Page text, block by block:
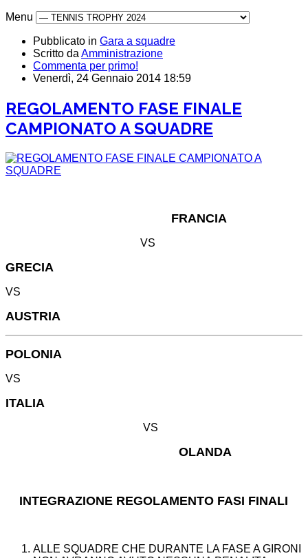
Menu
Pubblicato in Gara a squadre
Scritto da Amministrazione
Commenta per primo!
Venerdì, 24 Gennaio 2014 18:59
REGOLAMENTO FASE FINALE
CAMPIONATO A SQUADRE
FRANCIA
VS
GRECIA
VS
AUSTRIA
POLONIA
VS
ITALIA
VS
OLANDA
INTEGRAZIONE REGOLAMENTO FASI FINALI
ALLE SQUADRE CHE DURANTE LA FASE A GIRONI